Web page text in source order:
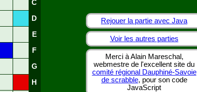
C
D
E
F
G
H
Rejouer la partie avec Java
Voir les autres parties
Merci à Alain Mareschal,
webmestre de l'excellent site du
comité régional Dauphiné-Savoie
de scrabble, pour son code
JavaScript